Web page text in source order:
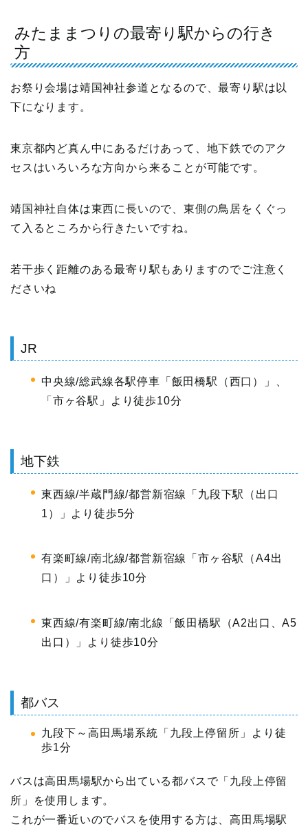
みたままつりの最寄り駅からの行き
方
お祭り会場は靖国神社参道となるので、最寄り駅は以
下になります。
東京都内ど真ん中にあるだけあって、地下鉄でのアク
セスはいろいろな方向から来ることが可能です。
靖国神社自体は東西に長いので、東側の鳥居をくぐっ
て入るところから行きたいですね。
若干歩く距離のある最寄り駅もありますのでご注意く
ださいね
JR
中央線/総武線各駅停車「飯田橋駅（西口）」、
「市ヶ谷駅」より徒歩10分
地下鉄
東西線/半蔵門線/都営新宿線「九段下駅（出口
1）」より徒歩5分
有楽町線/南北線/都営新宿線「市ヶ谷駅（A4出
口）」より徒歩10分
東西線/有楽町線/南北線「飯田橋駅（A2出口、A5
出口）」より徒歩10分
都バス
九段下～高田馬場系統「九段上停留所」より徒
歩1分
バスは高田馬場駅から出ている都バスで「九段上停留
所」を使用します。
これが一番近いのでバスを使用する方は、高田馬場駅